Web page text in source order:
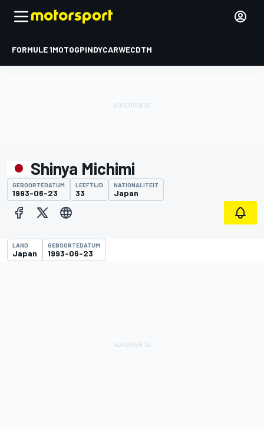
FORMULE 1MOTOGPINDYCARWECDTM
Shinya Michimi
GEBOORTEDATUM
1993-06-23
LEEFTIJD
33
NATIONALITEIT
Japan
LAND
Japan
GEBOORTEDATUM
1993-06-23